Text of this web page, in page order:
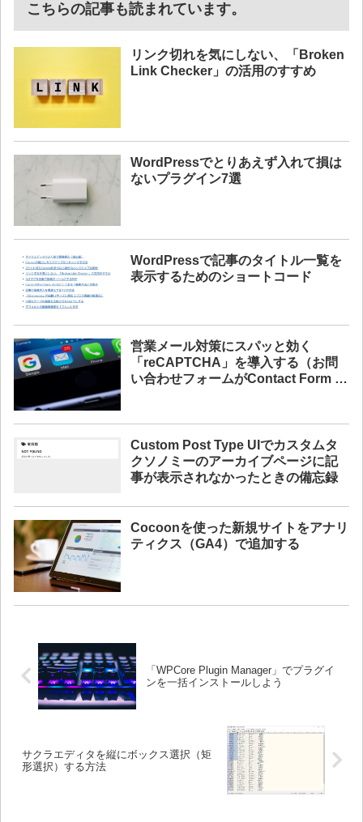
こちらの記事も読まれています。
リンク切れを気にしない、「Broken
Link Checker」の活用のすすめ
WordPressでとりあえず入れて損は
ないプラグイン7選
WordPressで記事のタイトル一覧を
表示するためのショートコード
営業メール対策にスパッと効く
「reCAPTCHA」を導入する（お問
い合わせフォームがContact Form 7
Custom Post Type UIでカスタムタ
クソノミーのアーカイブページに記
事が表示されなかったときの備忘録
Cocoonを使った新規サイトをアナリ
ティクス（GA4）で追加する
「WPCore Plugin Manager」でプラグイ
ンを一括インストールしよう
サクラエディタを縦にボックス選択（矩
形選択）する方法